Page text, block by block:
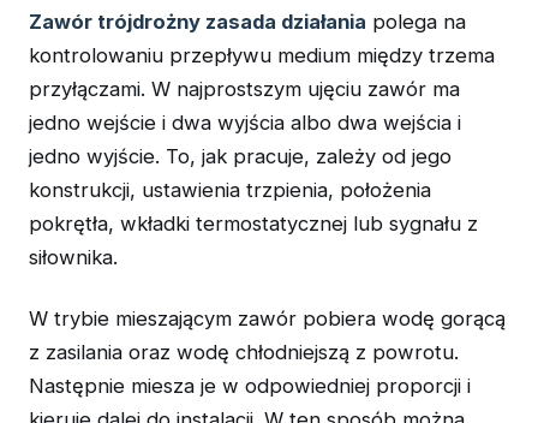
Zawór trójdrożny zasada działania polega na
kontrolowaniu przepływu medium między trzema
przyłączami. W najprostszym ujęciu zawór ma
jedno wejście i dwa wyjścia albo dwa wejścia i
jedno wyjście. To, jak pracuje, zależy od jego
konstrukcji, ustawienia trzpienia, położenia
pokrętła, wkładki termostatycznej lub sygnału z
siłownika.
W trybie mieszającym zawór pobiera wodę gorącą
z zasilania oraz wodę chłodniejszą z powrotu.
Następnie miesza je w odpowiedniej proporcji i